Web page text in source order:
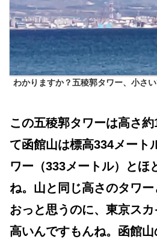
わかりますか？五稜郭タワー、小さい
この五稜郭タワーは高さ
て函館山は標高334メート
ワー（333メートル）とほ
ね。山と同じ高さのタワ
おっと思うのに、東京ス
高いんですもんね。函館